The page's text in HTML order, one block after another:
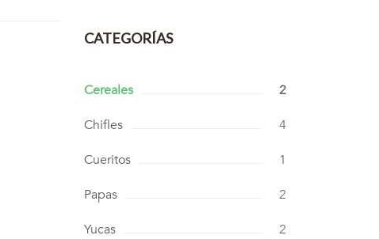
CATEGORÍAS
Cereales
2
Chifles
4
Cueritos
1
Papas
2
Yucas
2